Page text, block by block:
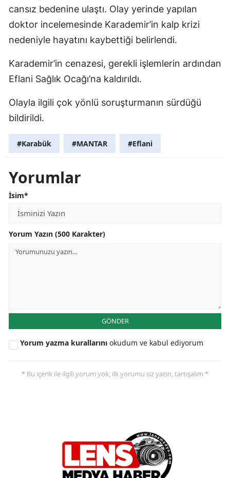
cansız bedenine ulaştı. Olay yerinde yapılan
doktor incelemesinde Karademir’in kalp krizi
nedeniyle hayatını kaybettiği belirlendi.
Karademir’in cenazesi, gerekli işlemlerin ardından
Eflani Sağlık Ocağı’na kaldırıldı.
Olayla ilgili çok yönlü soruşturmanın sürdüğü
bildirildi.
#Karabük #MANTAR #Eflani
Yorumlar
İsim*
Yorum Yazın (500 Karakter)
GÖNDER
Yorum yazma kurallarını okudum ve kabul ediyorum
* Bu içerik ile ilgili yorum yok, ilk yorumu siz yazın, tartışalım *